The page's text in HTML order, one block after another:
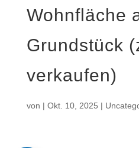
Wohnfläche
Grundstück
verkaufen)
von | Okt. 10, 2025 |